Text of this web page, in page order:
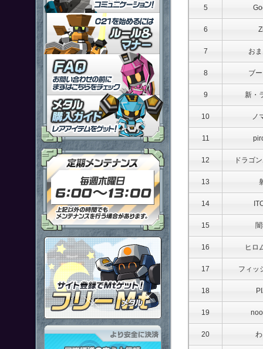
5
6
7 お
8 ブ
9 新・
10 ノ
11
12 ドラゴ
13
14
15
16 ヒロ
17 フィッ
18
19
20
「鋼鉄戦記Ｃ２１」ルール＆
メタル購入ガイドはこちらから
ポイント感覚で有料通貨をゲッ
「鋼鉄戦記Ｃ２１」はより安